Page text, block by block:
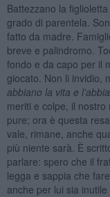
Battezzano la
grado di parentela.
fatto da madre.
breve e palindromo.
fondo e da capo per il
giocato. Non li invidio,
abbiano la vita e
meriti e colpe, il
pure; ora è questa
vale, rimane, anche
più niente sarà. È
parlare: spero che il
legga e sappia che
anche per lui sia inutile